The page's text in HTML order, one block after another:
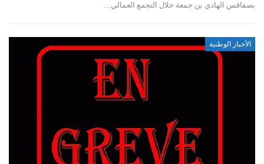
بصفاقس الهادي بن جمعة خلال التجمع العمالي…
الأخبار الوطنية